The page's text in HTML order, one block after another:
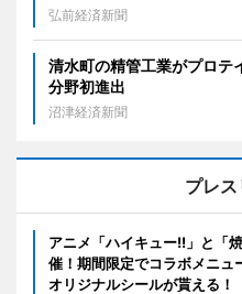
弘前経済新聞
清水町の精管工業がプロテ
分野初進出
沼津経済新聞
プレ
アニメ「ハイキュー!!」と「
催！期間限定でコラボメニュ
オリジナルシールが貰える！